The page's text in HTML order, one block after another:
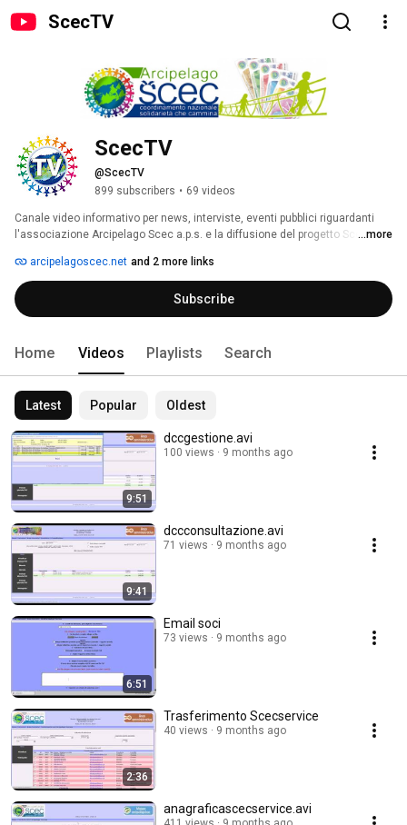
ScecTV
ScecTV
@ScecTV
899 subscribers • 69 videos
Canale video informativo per news, interviste, eventi pubblici riguardanti
l'associazione Arcipelago Scec a.p.s. e la diffusione del progetto Scec. ...more
arcipelagoscec.net and 2 more links
Subscribe
Home Videos Playlists Search
Latest Popular Oldest
9:51
dccgestione.avi
100 views 9 months ago
9:41
dccconsultazione.avi
71 views 9 months ago
6:51
Email soci
73 views 9 months ago
2:36
Trasferimento Scecservice
40 views 9 months ago
anagraficascecservice.avi